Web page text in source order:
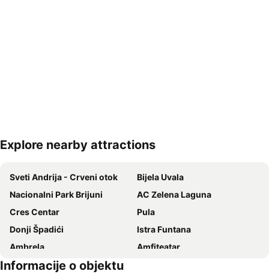
Explore nearby attractions
Sveti Andrija - Crveni otok
Bijela Uvala
Nacionalni Park Brijuni
AC Zelena Laguna
Cres Centar
Pula
Donji Špadići
Istra Funtana
Ambrela
Amfiteatar
Villas Rubin
Informacije o objektu